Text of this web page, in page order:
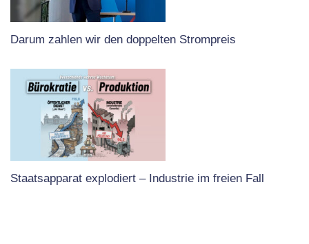
Darum zahlen wir den doppelten Strompreis
Staatsapparat explodiert – Industrie im freien Fall